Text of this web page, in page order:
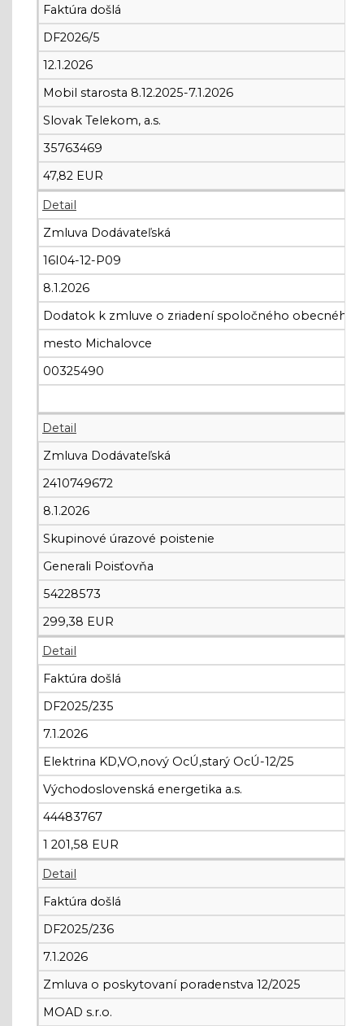
Faktúra došlá
DF2026/5
12.1.2026
Mobil starosta 8.12.2025-7.1.2026
Slovak Telekom, a.s.
35763469
47,82 EUR
Detail
Zmluva Dodávateľská
16I04-12-P09
8.1.2026
Dodatok k zmluve o zriadení spoločného obecného
mesto Michalovce
00325490
Detail
Zmluva Dodávateľská
2410749672
8.1.2026
Skupinové úrazové poistenie
Generali Poisťovňa
54228573
299,38 EUR
Detail
Faktúra došlá
DF2025/235
7.1.2026
Elektrina KD,VO,nový OcÚ,starý OcÚ-12/25
Východoslovenská energetika a.s.
44483767
1 201,58 EUR
Detail
Faktúra došlá
DF2025/236
7.1.2026
Zmluva o poskytovaní poradenstva 12/2025
MOAD s.r.o.